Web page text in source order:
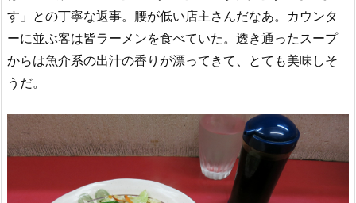
す」との丁寧な返事。腰が低い店主さんだなあ。カウンタ
ーに並ぶ客は皆ラーメンを食べていた。透き通ったスープ
からは魚介系の出汁の香りが漂ってきて、とても美味しそ
うだ。